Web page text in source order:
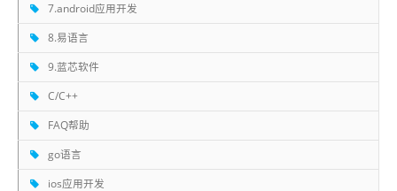
7.android应用开发
8.易语言
9.蓝芯软件
C/C++
FAQ帮助
go语言
ios应用开发